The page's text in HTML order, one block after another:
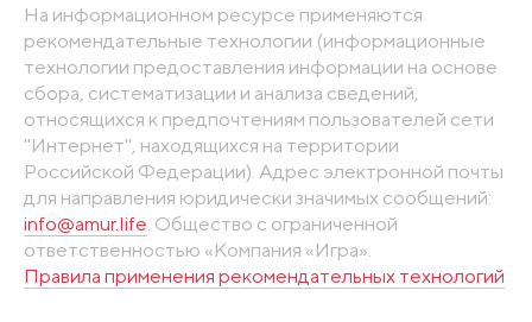
На информационном ресурсе применяются
рекомендательные технологии (информационные
технологии предоставления информации на основе
сбора, систематизации и анализа сведений,
относящихся к предпочтениям пользователей сети
"Интернет", находящихся на территории
Российской Федерации). Адрес электронной почты
для направления юридически значимых сообщений:
info@amur.life . Общество с ограниченной
ответственностью «Компания «Игра».
Правила применения рекомендательных технологий